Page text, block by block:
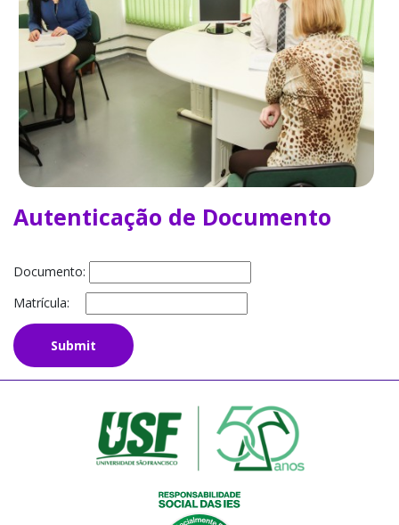
Autenticação de Documento
Documento:
Matrícula: